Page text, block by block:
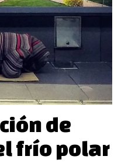
de
frío polar